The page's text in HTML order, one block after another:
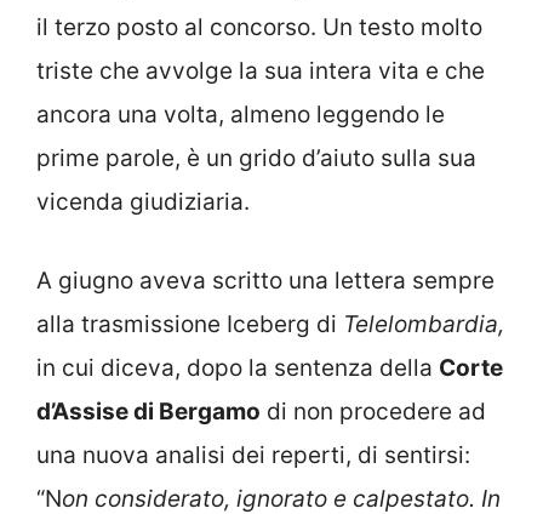
il terzo posto al concorso. Un testo molto
triste che avvolge la sua intera vita e che
ancora una volta, almeno leggendo le
prime parole, è un grido d’aiuto sulla sua
vicenda giudiziaria.
A giugno aveva scritto una lettera sempre
alla trasmissione Iceberg di Telelombardia,
in cui diceva, dopo la sentenza della Corte
d’Assise di Bergamo di non procedere ad
una nuova analisi dei reperti, di sentirsi:
“Non considerato, ignorato e calpestato. In